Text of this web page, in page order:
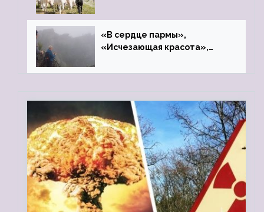
«В сердце пармы»,
«Исчезающая красота»,